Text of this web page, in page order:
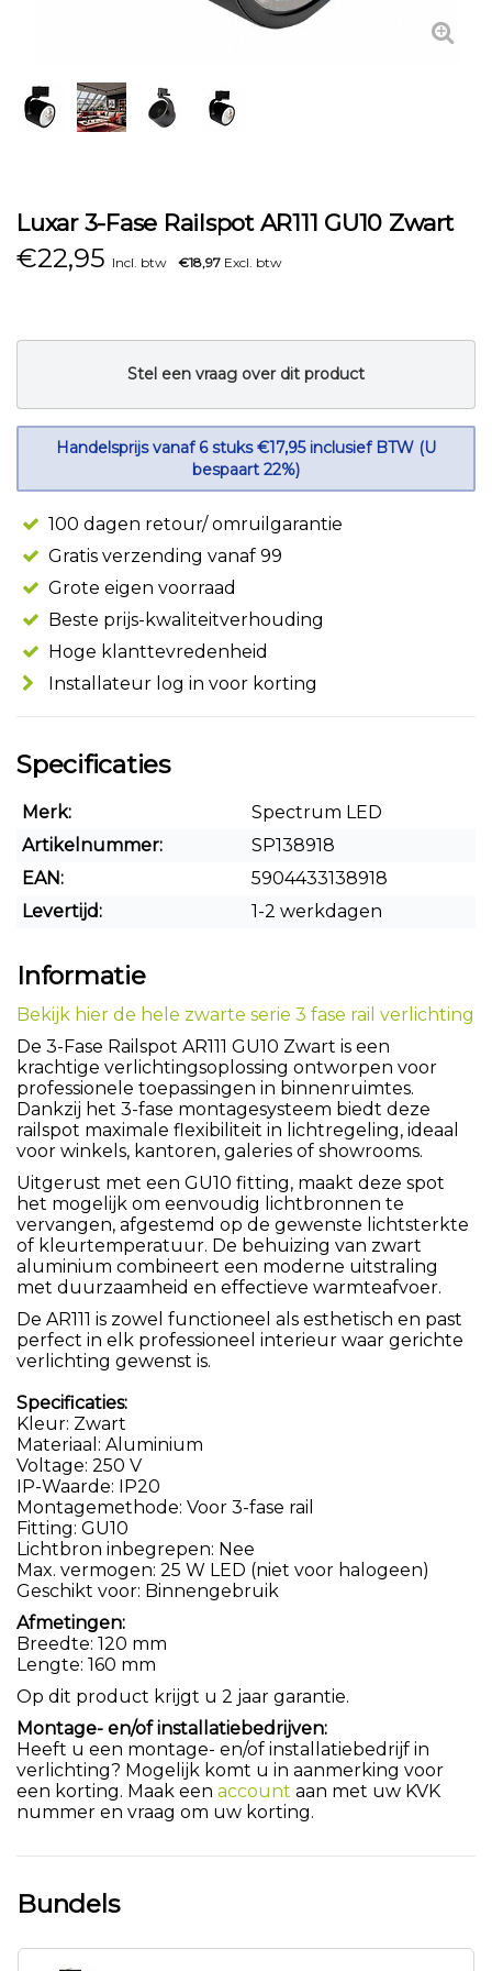
Luxar 3-Fase Railspot AR111 GU10 Zwart
€22,95 Incl. btw €18,97 Excl. btw
Stel een vraag over dit product
Handelsprijs vanaf 6 stuks €17,95 inclusief BTW (U
bespaart 22%)
100 dagen retour/ omruilgarantie
Gratis verzending vanaf 99
Grote eigen voorraad
Beste prijs-kwaliteitverhouding
Hoge klanttevredenheid
Installateur log in voor korting
Specificaties
Merk:
Spectrum LED
Artikelnummer:
SP138918
EAN:
5904433138918
Levertijd:
1-2 werkdagen
Informatie
Bekijk hier de hele zwarte serie 3 fase rail verlichting
De 3-Fase Railspot AR111 GU10 Zwart is een
krachtige verlichtingsoplossing ontworpen voor
professionele toepassingen in binnenruimtes.
Dankzij het 3-fase montagesysteem biedt deze
railspot maximale flexibiliteit in lichtregeling, ideaal
voor winkels, kantoren, galeries of showrooms.
Uitgerust met een GU10 fitting, maakt deze spot
het mogelijk om eenvoudig lichtbronnen te
vervangen, afgestemd op de gewenste lichtsterkte
of kleurtemperatuur. De behuizing van zwart
aluminium combineert een moderne uitstraling
met duurzaamheid en effectieve warmteafvoer.
De AR111 is zowel functioneel als esthetisch en past
perfect in elk professioneel interieur waar gerichte
verlichting gewenst is.
Specificaties:
Kleur: Zwart
Materiaal: Aluminium
Voltage: 250 V
IP-Waarde: IP20
Montagemethode: Voor 3-fase rail
Fitting: GU10
Lichtbron inbegrepen: Nee
Max. vermogen: 25 W LED (niet voor halogeen)
Geschikt voor: Binnengebruik
Afmetingen:
Breedte: 120 mm
Lengte: 160 mm
Op dit product krijgt u 2 jaar garantie.
Montage- en/of installatiebedrijven:
Heeft u een montage- en/of installatiebedrijf in
verlichting? Mogelijk komt u in aanmerking voor
een korting. Maak een account aan met uw KVK
nummer en vraag om uw korting.
Bundels